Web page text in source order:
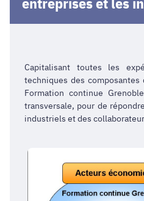
Capitalisant toutes les
techniques des
Formation continue
transversale, pour de
industriels et des